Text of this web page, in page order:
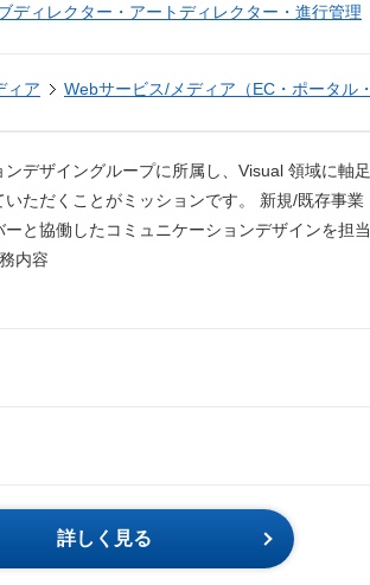
ディレクター・アートディレクター・進行管理
ィア Webサービス/メディア（EC・ポータル
ンデザイングループに所属し、Visual 領域に軸
いただくことがミッションです。 新規/既存事
と協働したコミュニケーションデザインを担
内容
詳しく見る